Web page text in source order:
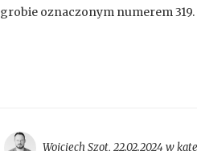
grobie oznaczonym numerem 319.
Wojciech Szot, 22.02.2024 w